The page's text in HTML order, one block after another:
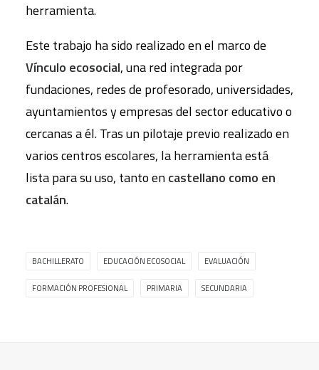
herramienta.
Este trabajo ha sido realizado en el marco de
Vínculo ecosocial, una red integrada por
fundaciones, redes de profesorado, universidades,
ayuntamientos y empresas del sector educativo o
cercanas a él. Tras un pilotaje previo realizado en
varios centros escolares, la herramienta está
lista para su uso, tanto encastellano como en
catalán.
BACHILLERATO EDUCACIÓN ECOSOCIAL EVALUACIÓN
FORMACIÓN PROFESIONAL PRIMARIA SECUNDARIA